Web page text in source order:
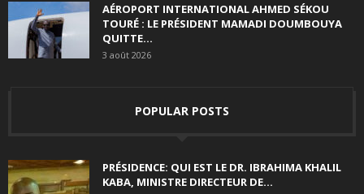
AÉROPORT INTERNATIONAL AHMED SÉKOU
TOURÉ : LE PRÉSIDENT MAMADI DOUMBOUYA
QUITTE...
3 août 2026
POPULAR POSTS
PRÉSIDENCE: QUI EST LE DR. IBRAHIMA KHALIL
KABA, MINISTRE DIRECTEUR DE...